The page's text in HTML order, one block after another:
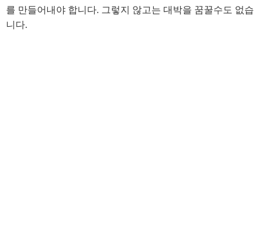
를 만들어내야 합니다. 그렇지 않고는 대박을 꿈꿀수도 없습
니다.